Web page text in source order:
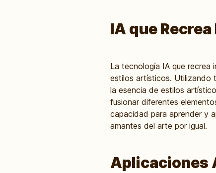
IA que
La tecnología IA que recrea
estilos artísticos. Utilizando
la esencia de estilos
fusionar diferentes
capacidad para aprender y
amantes del arte por igual.
Aplicaciones